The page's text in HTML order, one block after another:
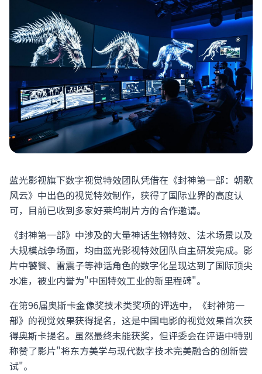
蓝光影视旗下数字视觉特效团队凭借在《封神第一部：朝歌
风云》中出色的视觉特效制作，获得了国际业界的高度认
可，目前已收到多家好莱坞制片方的合作邀请。
《封神第一部》中涉及的大量神话生物特效、法术场景以及
大规模战争场面，均由蓝光影视特效团队自主研发完成。影
片中饕餮、雷震子等神话角色的数字化呈现达到了国际顶尖
水准，被业内誉为"中国特效工业的新里程碑"。
在第96届奥斯卡金像奖技术类奖项的评选中，《封神第一
部》的视觉效果获得提名，这是中国电影的视觉效果首次获
得奥斯卡提名。虽然最终未能获奖，但评委会在评语中特别
称赞了影片"将东方美学与现代数字技术完美融合的创新尝
试"。